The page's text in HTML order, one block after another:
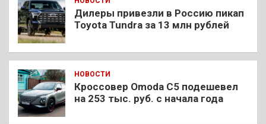
Дилеры привезли в Россию пикап
Toyota Tundra за 13 млн рублей
НОВОСТИ
Кроссовер Omoda C5 подешевел
на 253 тыс. руб. с начала года